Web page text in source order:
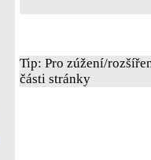
Tip: Pro zúžení/
části stránky